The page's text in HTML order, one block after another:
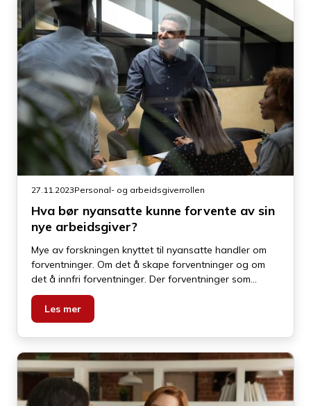
27.11.2023Personal- og arbeidsgiverrollen
Hva bør nyansatte kunne forvente av sin
nye arbeidsgiver?
Mye av forskningen knyttet til nyansatte handler om
forventninger. Om det å skape forventninger og om
det å innfri forventninger. Der forventninger som
(forhåpentligvis) kjent er kjernen i den «psykologiske
kontrakten». Forskningen knyttet til dette med
«nyansattopplevelsen» handler imidlertid (dessverre)
alt for ofte om forventningsbrudd. Om at skapte
forventninger ikke innfris eller brytes.
Les mer